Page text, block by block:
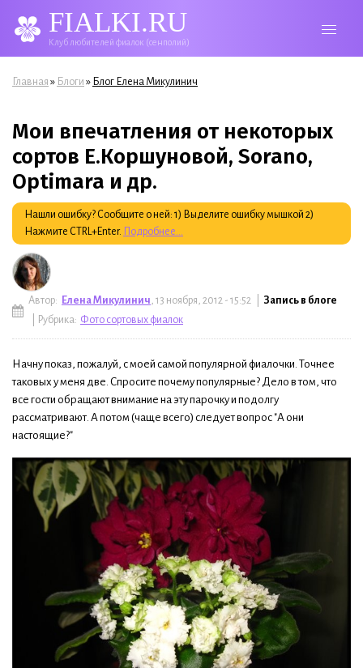
FIALKI.RU
Клуб любителей фиалок (сенполий)
Вы здесь
Главная » Блоги » Блог Елена Микулинич
Мои впечатления от некоторых
сортов Е.Коршуновой, Sorano,
Optimara и др.
Нашли ошибку? Сообщите о ней: 1) Выделите ошибку мышкой 2)
Нажмите CTRL+Enter. Подробнее...
Автор: Елена Микулинич, 13 ноября, 2012 - 15:52 | Запись в блоге
| Рубрика: Фото сортовых фиалок
Начну показ, пожалуй, с моей самой популярной фиалочки. Точнее
таковых у меня две. Спросите почему популярные? Дело в том, что
все гости обращают внимание на эту парочку и подолгу
рассматривают. А потом (чаще всего) следует вопрос "А они
настоящие?"